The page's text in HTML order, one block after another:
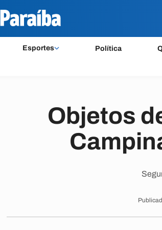
Esportes Política
Objetos